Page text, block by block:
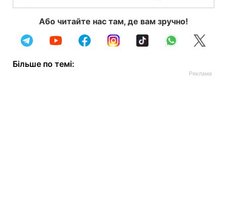
Або читайте нас там, де вам зручно!
Більше по темі: